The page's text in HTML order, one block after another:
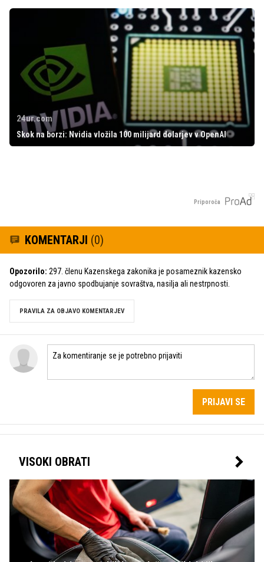
24ur.com
Skok na borzi: Nvidia vložila 100 milijard dolarjev v OpenAI
Priporoča
KOMENTARJI (0)
Opozorilo: 297. členu Kazenskega zakonika je posameznik kazensko
odgovoren za javno spodbujanje sovraštva, nasilja ali nestrpnosti.
PRAVILA ZA OBJAVO KOMENTARJEV
PRIJAVI SE
VISOKI OBRATI